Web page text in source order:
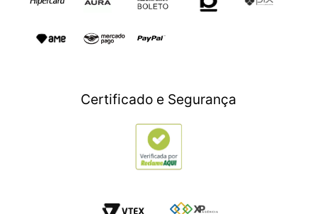
Imagens meramente ilustrativas, podendo haver variação de cor
Games
Utilidades Domésticas
Presente para Pais
Compre e DoeCertificado e Segurança